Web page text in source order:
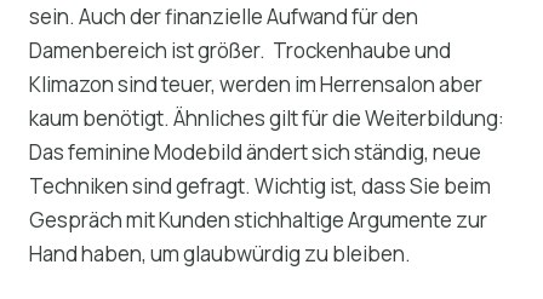
sein. Auch der finanzielle Aufwand für den
Damenbereich ist größer. Trockenhaube und
Klimazon sind teuer, werden im Herrensalon aber
kaum benötigt. Ähnliches gilt für die Weiterbildung:
Das feminine Modebild ändert sich ständig, neue
Techniken sind gefragt. Wichtig ist, dass Sie beim
Gespräch mit Kunden stichhaltige Argumente zur
Hand haben, um glaubwürdig zu bleiben.